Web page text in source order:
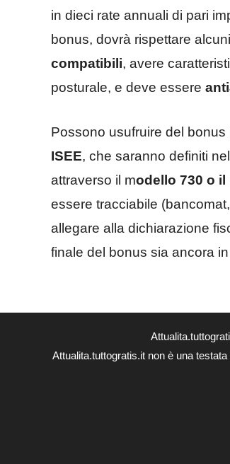
in dieci rate annuali di pari
bonus, dovrà rispettare alcuni
compatibili, avere
posturale, e deve essere
Possono usufruire del
ISEE, che saranno definiti
attraverso il modello 730 o il
essere tracciabile
allegare alla dichiarazione
finale del bonus sia ancora
Attualita.tuttogratis.it non è una